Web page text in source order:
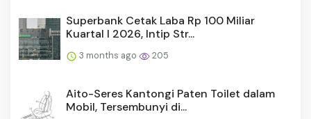
Superbank Cetak Laba Rp 100 Miliar
Kuartal I 2026, Intip Str...
3 months ago 205
Aito-Seres Kantongi Paten Toilet dalam
Mobil, Tersembunyi di...